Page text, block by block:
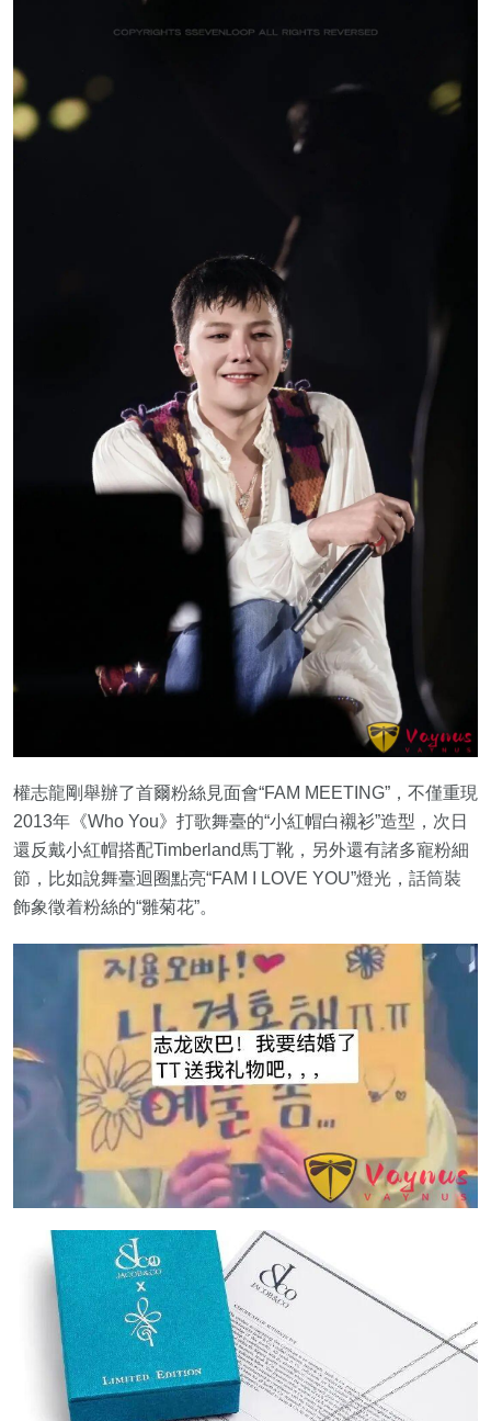
權志龍剛舉辦了首爾粉絲見面會“FAM MEETING”，不僅重現
2013年《Who You》打歌舞臺的“小紅帽白襯衫”造型，次日
還反戴小紅帽搭配Timberland馬丁靴，另外還有諸多寵粉細
節，比如說舞臺迴圈點亮“FAM I LOVE YOU”燈光，話筒裝
飾象徵着粉絲的“雛菊花”。